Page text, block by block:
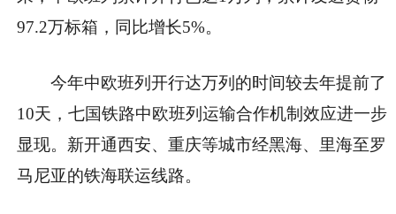
97.2万标箱，同比增长5%。
今年中欧班列开行达万列的时间较去年提前了
10天，七国铁路中欧班列运输合作机制效应进一步
显现。新开通西安、重庆等城市经黑海、里海至罗
马尼亚的铁海联运线路。